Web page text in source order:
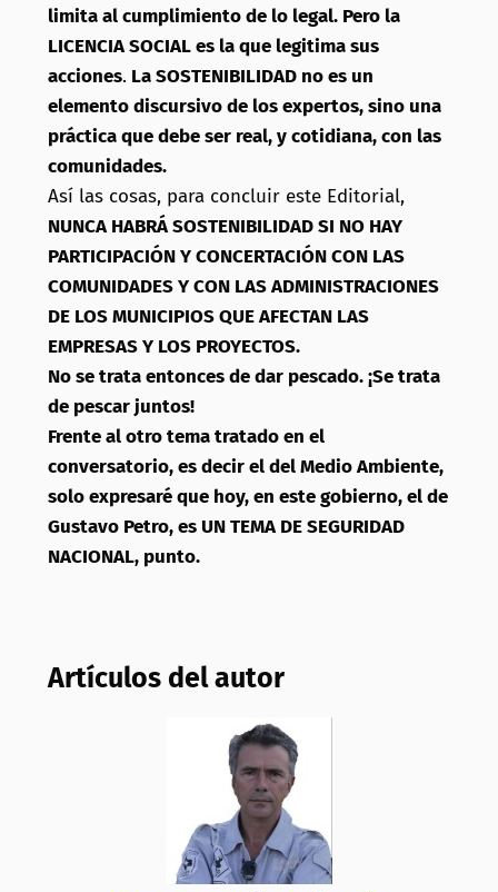
limita al cumplimiento de lo legal. Pero la
LICENCIA SOCIAL es la que legitima sus
acciones.La SOSTENIBILIDAD no es un
elemento discursivo de los expertos, sino una
práctica que debe ser real, y cotidiana, con las
comunidades.
Así las cosas, para concluir este Editorial,
NUNCA HABRÁ SOSTENIBILIDAD SI NO HAY
PARTICIPACIÓN Y CONCERTACIÓN CON LAS
COMUNIDADES Y CON LAS ADMINISTRACIONES
DE LOS MUNICIPIOS QUE AFECTAN LAS
EMPRESAS Y LOS PROYECTOS.
No se trata entonces de dar pescado. ¡Se trata
de pescar juntos!
Frente al otro tema tratado en el
conversatorio, es decir el del Medio Ambiente,
solo expresaré que hoy, en este gobierno, el de
Gustavo Petro, es UN TEMA DESEGURIDAD
NACIONAL, punto.
Artículos del autor